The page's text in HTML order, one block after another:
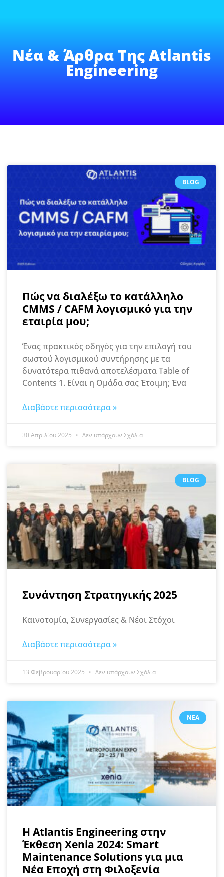
Νέα & Άρθρα Της Atlantis
Engineering
BLOG
Πώς να διαλέξω το κατάλληλο
CMMS / CAFM λογισμικό για την
εταιρία μου;
Ένας πρακτικός οδηγός για την επιλογή του
σωστού λογισμικού συντήρησης με τα
δυνατότερα πιθανά αποτελέσματα Table of
Contents 1. Είναι η Ομάδα σας Έτοιμη; Ένα
Διαβάστε περισσότερα »
30 Απριλίου 2025 Δεν υπάρχουν Σχόλια
BLOG
Συνάντηση Στρατηγικής 2025
Καινοτομία, Συνεργασίες & Νέοι Στόχοι
Διαβάστε περισσότερα »
13 Φεβρουαρίου 2025 Δεν υπάρχουν Σχόλια
ΝΈΑ
H Atlantis Engineering στην
Έκθεση Xenia 2024: Smart
Maintenance Solutions για μια
Νέα Εποχή στη Φιλοξενία